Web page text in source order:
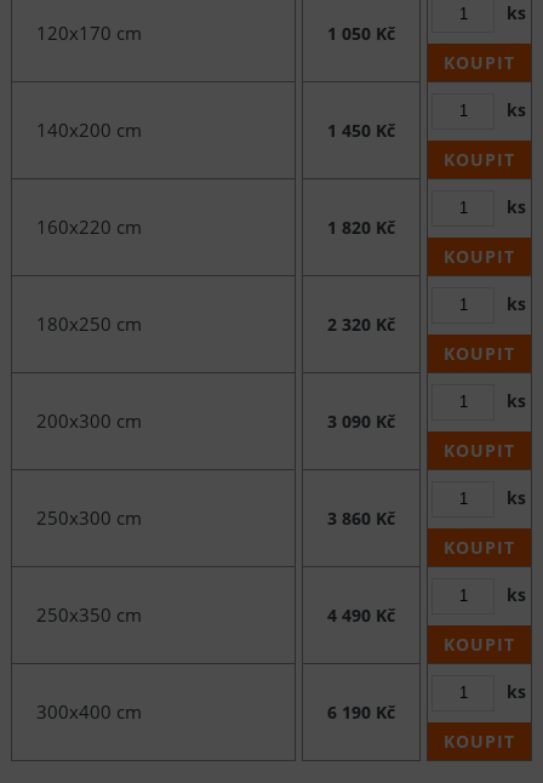
120x170 cm 1 050 Kč
ks
KOUPIT
140x200 cm 1 450 Kč
ks
KOUPIT
160x220 cm 1 820 Kč
ks
KOUPIT
180x250 cm 2 320 Kč
ks
KOUPIT
200x300 cm 3 090 Kč
ks
KOUPIT
250x300 cm 3 860 Kč
ks
KOUPIT
250x350 cm 4 490 Kč
ks
KOUPIT
300x400 cm 6 190 Kč
ks
KOUPIT